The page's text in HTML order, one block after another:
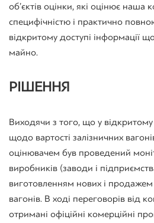
об’єктів оцінки, які оцінює наша
специфічністю і практично
відкритому доступі інформації
майно.
РІШЕННЯ
Виходячи з того, що у відкритому
щодо вартості залізничних
оцінювачем був проведений
виробників (заводи і
виготовленням нових і
вагонів. В ході переговорів від
отримані офіційні комерційні